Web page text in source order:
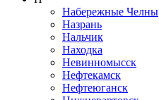
Набережные Челны
Назрань
Нальчик
Находка
Невинномысск
Нефтекамск
Нефтеюганск